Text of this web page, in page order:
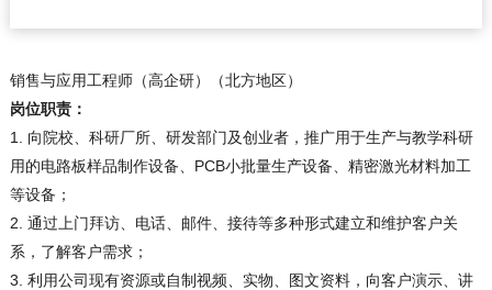
销售与应用工程师（高企研）（北方地区）
岗位职责：
1
向院校、科研厂所、研发部门及创业者，推广用于生产与教学科研
用的电路板样品制作设备、PCB小批量生产设备、精密激光材料加工
等设备；
2 通过上门拜访、电话、邮件、接待等多种形式建立和维护客户关
系，了解客户需求；
3 利用公司现有资源或自制视频、实物、图文资料，向客户演示、讲